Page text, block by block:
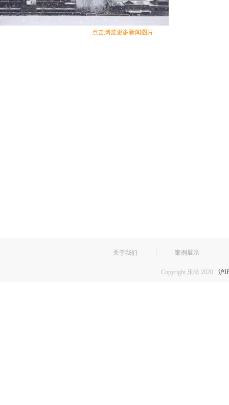
点击浏览更多新闻图片
关于我们 案例展示
Copyright 乐尚 2020 沪